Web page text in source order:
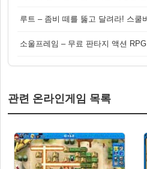
소울프레임 – 무료 판타지 액션 RPG
관련 온라인게임 목록